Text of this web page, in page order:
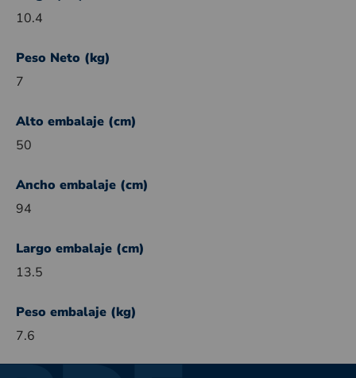
10.4
Peso Neto (kg)
7
Alto embalaje (cm)
50
Ancho embalaje (cm)
94
Largo embalaje (cm)
13.5
Peso embalaje (kg)
7.6